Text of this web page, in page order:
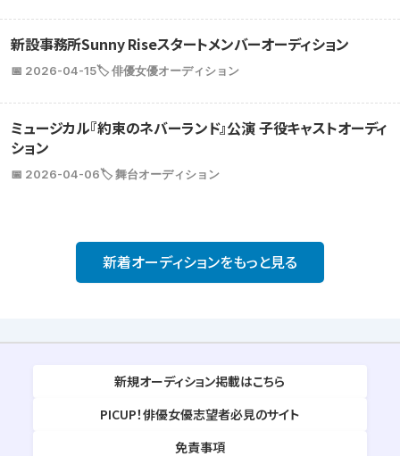
新設事務所Sunny Riseスタートメンバーオーディション
📅 2026-04-15🏷️ 俳優女優オーディション
ミュージカル『約束のネバーランド』公演 子役キャストオーディ
ション
📅 2026-04-06🏷️ 舞台オーディション
新着オーディションをもっと見る
新規オーディション掲載はこちら
PICUP！俳優女優志望者必見のサイト
免責事項